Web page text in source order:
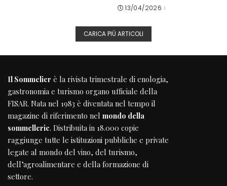
13/04/2026
CARICA PIÙ ARTICOLI
Il Sommelier è la rivista trimestrale di enologia,
gastronomia e turismo organo ufficiale della
FISAR. Nata nel 1983 è diventata nel tempo il
magazine di riferimento nel mondo della
sommellerie. Distribuita in 18.000 copie
raggiunge tutte le istituzioni pubbliche e private
legate al mondo del vino, del turismo,
dell’agroalimentare e della formazione di
settore.